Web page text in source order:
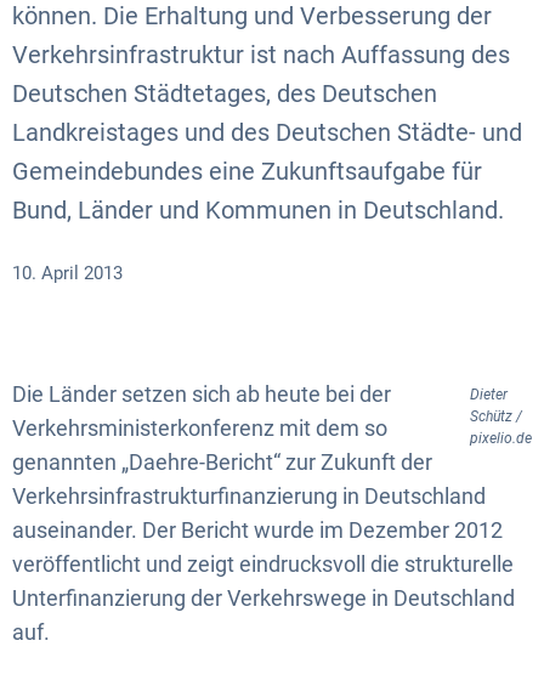
können. Die Erhaltung und Verbesserung der
Verkehrsinfrastruktur ist nach Auffassung des
Deutschen Städtetages, des Deutschen
Landkreistages und des Deutschen Städte- und
Gemeindebundes eine Zukunftsaufgabe für
Bund, Länder und Kommunen in Deutschland.
10. April 2013
Dieter
Schütz /
pixelio.de
Die Länder setzen sich ab heute bei der
Verkehrsministerkonferenz mit dem so
genannten „Daehre-Bericht“ zur Zukunft der
Verkehrsinfrastrukturfinanzierung in Deutschland
auseinander. Der Bericht wurde im Dezember 2012
veröffentlicht und zeigt eindrucksvoll die strukturelle
Unterfinanzierung der Verkehrswege in Deutschland
auf.